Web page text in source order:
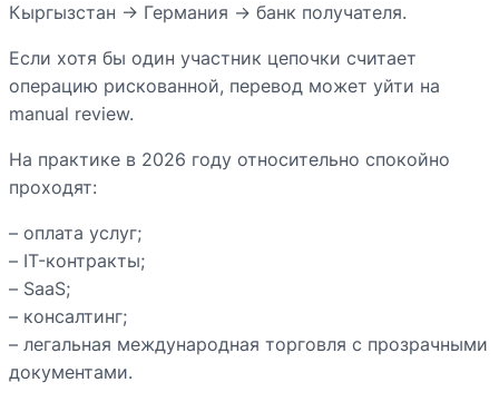
Кыргызстан → Германия → банк получателя.
Если хотя бы один участник цепочки считает
операцию рискованной, перевод может уйти на
manual review.
На практике в 2026 году относительно спокойно
проходят:
– оплата услуг;
– IT-контракты;
– SaaS;
– консалтинг;
– легальная международная торговля с прозрачными
документами.